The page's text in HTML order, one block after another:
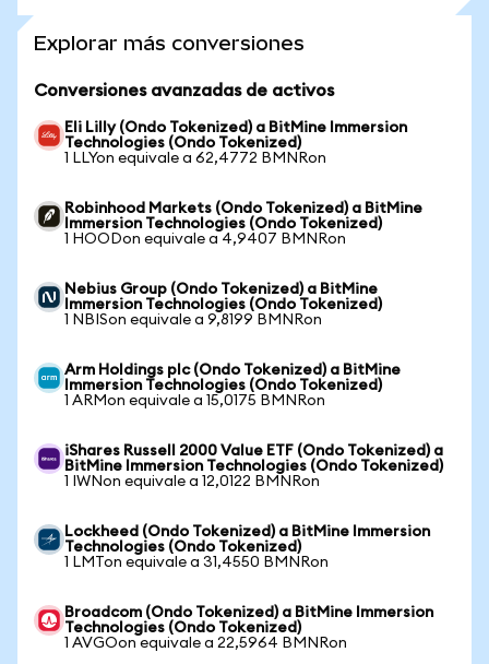
Explorar más conversiones
Conversiones avanzadas de activos
Eli Lilly (Ondo Tokenized) a BitMine Immersion
Technologies (Ondo Tokenized)
1 LLYon equivale a 62,4772 BMNRon
Robinhood Markets (Ondo Tokenized) a BitMine
Immersion Technologies (Ondo Tokenized)
1 HOODon equivale a 4,9407 BMNRon
Nebius Group (Ondo Tokenized) a BitMine
Immersion Technologies (Ondo Tokenized)
1 NBISon equivale a 9,8199 BMNRon
Arm Holdings plc (Ondo Tokenized) a BitMine
Immersion Technologies (Ondo Tokenized)
1 ARMon equivale a 15,0175 BMNRon
iShares Russell 2000 Value ETF (Ondo Tokenized) a
BitMine Immersion Technologies (Ondo Tokenized)
1 IWNon equivale a 12,0122 BMNRon
Lockheed (Ondo Tokenized) a BitMine Immersion
Technologies (Ondo Tokenized)
1 LMTon equivale a 31,4550 BMNRon
Broadcom (Ondo Tokenized) a BitMine Immersion
Technologies (Ondo Tokenized)
1 AVGOon equivale a 22,5964 BMNRon